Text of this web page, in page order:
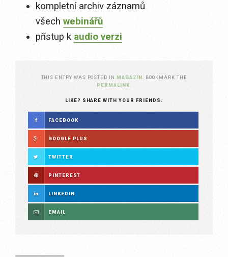
kompletní archiv záznamů
všech webinářů
přístup k audio verzi
THIS ENTRY WAS POSTED IN MAGAZÍN
. BOOKMARK THE
PERMALINK
LIKE? SHARE WITH YOUR FRIENDS.
FACEBOOK
GOOGLE PLUS
TWITTER
PINTEREST
LINKEDIN
EMAIL